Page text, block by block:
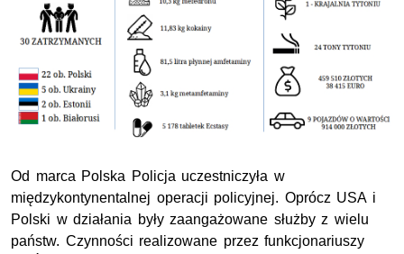
Od marca Polska Policja uczestniczyła w
międzykontynentalnej operacji policyjnej. Oprócz USA i
Polski w działania były zaangażowane służby z wielu
państw. Czynności realizowane przez funkcjonariuszy